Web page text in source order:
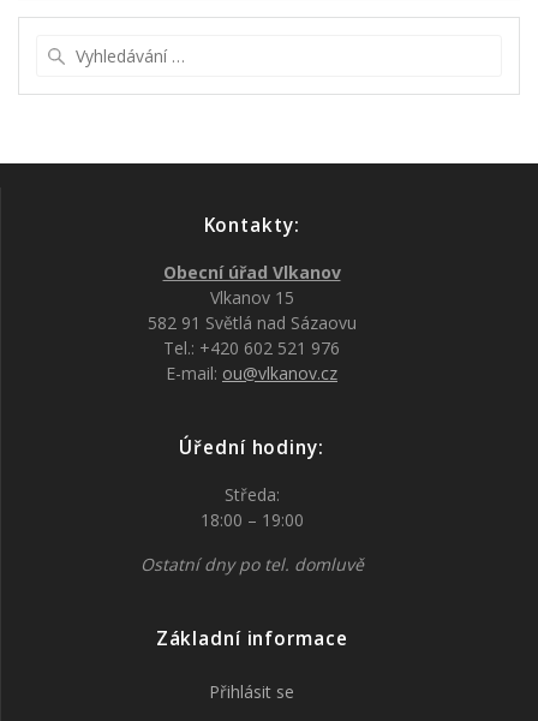
Kontakty:
Obecní úřad Vlkanov
Vlkanov 15
582 91 Světlá nad Sázaovu
Tel.: +420 602 521 976
E-mail: ou@vlkanov.cz
Úřední hodiny:
Středa:
18:00 – 19:00
Ostatní dny po tel. domluvě
Základní informace
Přihlásit se